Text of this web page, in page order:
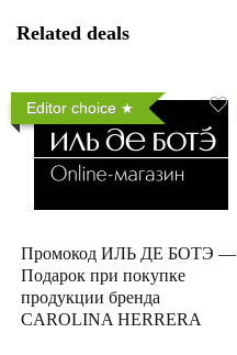
Related deals
Editor choice
Промокод ИЛЬ ДЕ БОТЭ —
Подарок при покупке
продукции бренда
CAROLINA HERRERA